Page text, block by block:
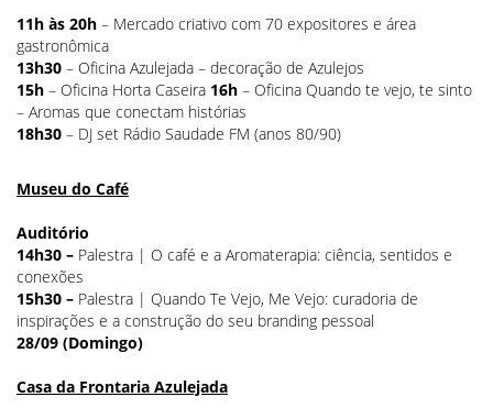
11h às 20h – Mercado criativo com 70 expositores e área
gastronômica
13h30 – Oficina Azulejada – decoração de Azulejos
15h – Oficina Horta Caseira 16h – Oficina Quando te vejo, te sinto
– Aromas que conectam histórias
18h30 – DJ set Rádio Saudade FM (anos 80/90)
Museu do Café
Auditório
14h30 – Palestra | O café e a Aromaterapia: ciência, sentidos e
conexões
15h30 – Palestra | Quando Te Vejo, Me Vejo: curadoria de
inspirações e a construção do seu branding pessoal
28/09 (Domingo)
Casa da Frontaria Azulejada